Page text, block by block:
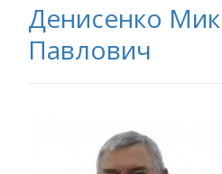
Денисенко
Павлович